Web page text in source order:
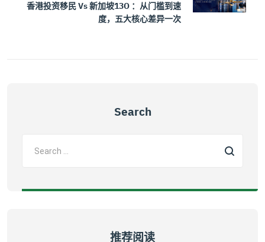
香港投资移民 Vs 新加坡13O ：从门槛到速
度，五大核心差异一次
Search
推荐阅读